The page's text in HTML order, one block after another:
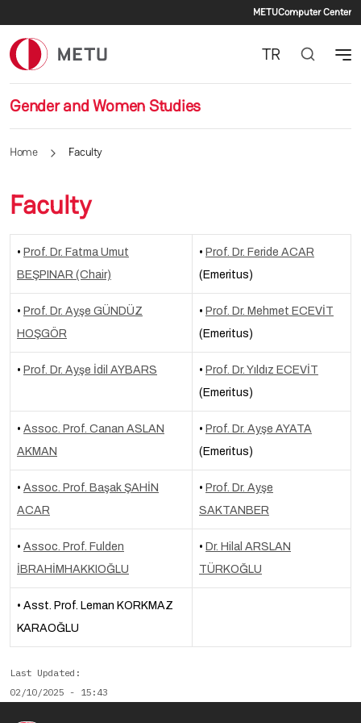
METUComputer Center
Gender and Women Studies
TR
Home Faculty
Faculty
• Prof. Dr. Fatma Umut
BEŞPINAR (Chair)
• Prof. Dr. Feride ACAR
(Emeritus)
• Prof. Dr. Ayşe GÜNDÜZ
HOŞGÖR
• Prof. Dr. Mehmet ECEVİT
(Emeritus)
• Prof. Dr. Ayşe İdil AYBARS • Prof. Dr. Yıldız ECEVİT
(Emeritus)
• Assoc. Prof. Canan ASLAN
AKMAN
• Prof. Dr. Ayşe AYATA
(Emeritus)
• Assoc. Prof. Başak ŞAHİN
ACAR
• Prof. Dr. Ayşe
SAKTANBER
• Assoc. Prof. Fulden
İBRAHİMHAKKIOĞLU
• Dr. Hilal ARSLAN
TÜRKOĞLU
• Asst. Prof. Leman KORKMAZ
KARAOĞLU
Last Updated
02/10/2025 - 15:43